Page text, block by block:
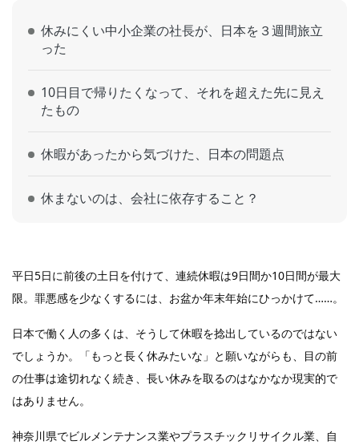
休みにくい中小企業の社長が、日本を３週間旅立
った
10日目で帰りたくなって、それを超えた先に見え
たもの
休暇があったから気づけた、日本の問題点
休まないのは、会社に依存すること？
平日5日に前後の土日を付けて、連続休暇は9日間か10日間が最大
限。罪悪感を少なくするには、お盆か年末年始にひっかけて……。
日本で働く人の多くは、そうして休暇を捻出しているのではない
でしょうか。「もっと長く休みたいな」と願いながらも、目の前
の仕事は途切れなく続き、長い休みを取るのはなかなか現実的で
はありません。
神奈川県でビルメンテナンス業やプラスチックリサイクル業、自